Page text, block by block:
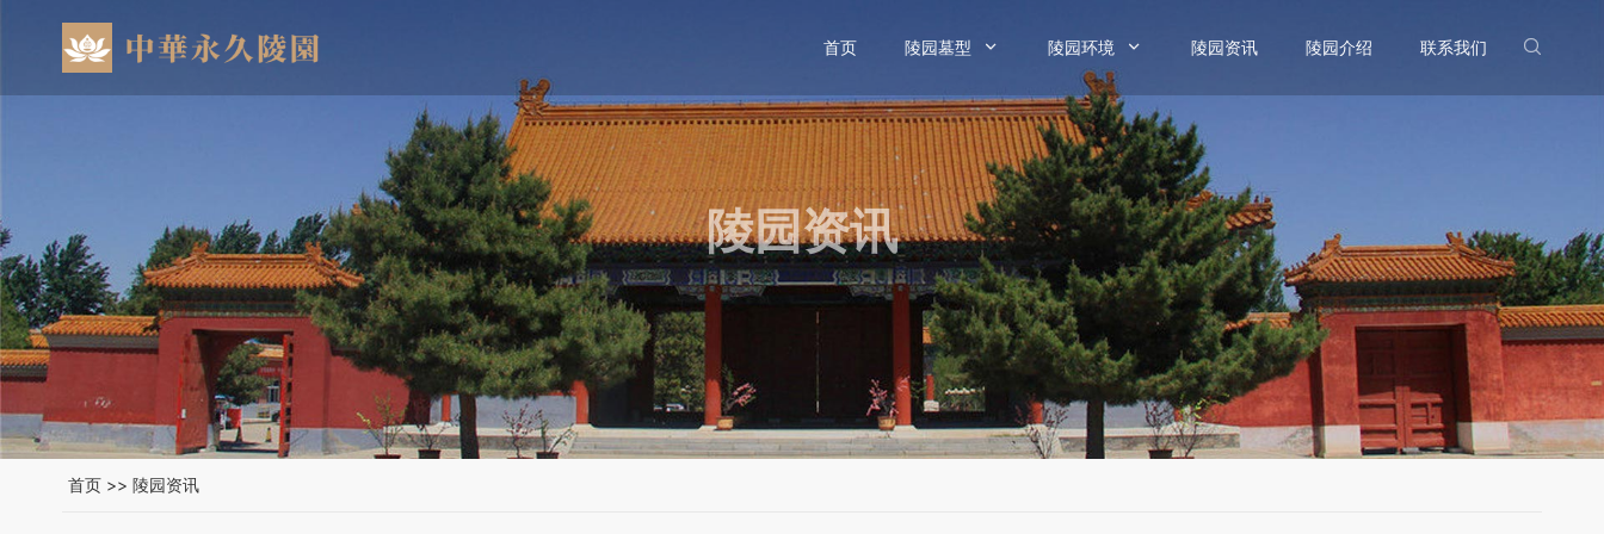

首页 陵园墓型  陵园环境  陵园资讯 陵园介绍 联系我们
陵园资讯
首页 >> 陵园资讯